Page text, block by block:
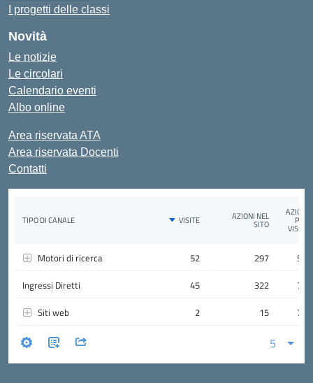
I progetti delle classi
Novità
Le notizie
Le circolari
Calendario eventi
Albo online
Area riservata ATA
Area riservata Docenti
Contatti